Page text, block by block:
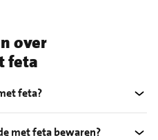
over
feta
feta?
met feta bewaren?